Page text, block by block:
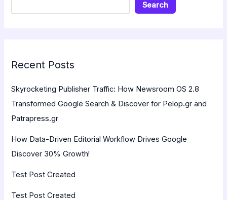
Search
Recent Posts
Skyrocketing Publisher Traffic: How Newsroom OS 2.8
Transformed Google Search & Discover for Pelop.gr and
Patrapress.gr
How Data-Driven Editorial Workflow Drives Google
Discover 30% Growth!
Test Post Created
Test Post Created